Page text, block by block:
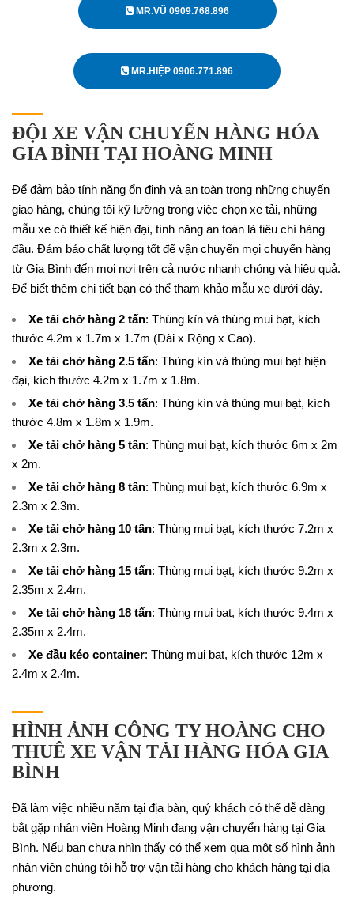
MR.VŨ 0909.768.896
MR.HIỆP 0906.771.896
ĐỘI XE VẬN CHUYỂN HÀNG HÓA
GIA BÌNH TẠI HOÀNG MINH
Để đảm bảo tính năng ổn định và an toàn trong những chuyến
giao hàng, chúng tôi kỹ lưỡng trong việc chọn xe tải, những
mẫu xe có thiết kế hiện đại, tính năng an toàn là tiêu chí hàng
đầu. Đảm bảo chất lượng tốt để vận chuyển mọi chuyến hàng
từ Gia Bình đến mọi nơi trên cả nước nhanh chóng và hiệu quả.
Để biết thêm chi tiết bạn có thể tham khảo mẫu xe dưới đây.
Xe tải chở hàng 2 tấn: Thùng kín và thùng mui bạt, kích
thước 4.2m x 1.7m x 1.7m (Dài x Rộng x Cao).
Xe tải chở hàng 2.5 tấn: Thùng kín và thùng mui bạt hiện
đại, kích thước 4.2m x 1.7m x 1.8m.
Xe tải chở hàng 3.5 tấn: Thùng kín và thùng mui bạt, kích
thước 4.8m x 1.8m x 1.9m.
Xe tải chở hàng 5 tấn: Thùng mui bạt, kích thước 6m x 2m
x 2m.
Xe tải chở hàng 8 tấn: Thùng mui bạt, kích thước 6.9m x
2.3m x 2.3m.
Xe tải chở hàng 10 tấn: Thùng mui bạt, kích thước 7.2m x
2.3m x 2.3m.
Xe tải chở hàng 15 tấn: Thùng mui bạt, kích thước 9.2m x
2.35m x 2.4m.
Xe tải chở hàng 18 tấn: Thùng mui bạt, kích thước 9.4m x
2.35m x 2.4m.
Xe đầu kéo container: Thùng mui bạt, kích thước 12m x
2.4m x 2.4m.
HÌNH ẢNH CÔNG TY HOÀNG CHO
THUÊ XE VẬN TẢI HÀNG HÓA GIA
BÌNH
Đã làm việc nhiều năm tại địa bàn, quý khách có thể dễ dàng
bắt gặp nhân viên Hoàng Minh đang vận chuyển hàng tại Gia
Bình. Nếu bạn chưa nhìn thấy có thể xem qua một số hình ảnh
nhân viên chúng tôi hỗ trợ vận tải hàng cho khách hàng tại địa
phương.